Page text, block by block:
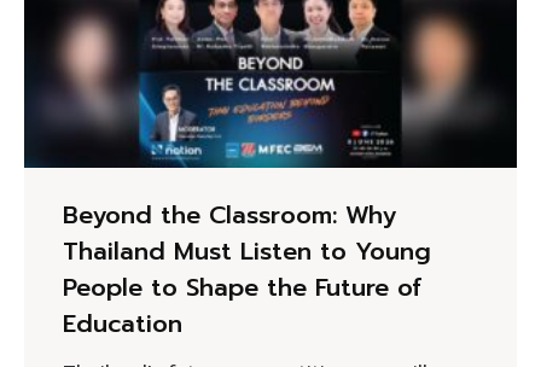
Beyond the Classroom: Why
Thailand Must Listen to Young
People to Shape the Future of
Education